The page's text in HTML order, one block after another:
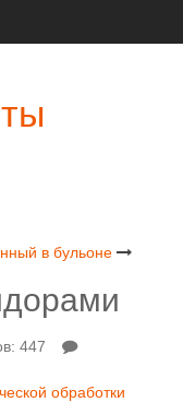
в бульоне
447
обработки